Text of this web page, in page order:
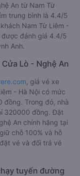
An từ Nam Từ
trung bình là 4.4/5
Nam Từ Liêm -
được đánh giá 4.4/5
Anh.
Lò - Nghệ An
, giá vé xe
- Hà Nội có mức
Trong đó, nhà
320000 đồng. Đặt
An chính hãng tại
chỗ 100% và hỗ
vé và đổi trả vé
tuyến đường